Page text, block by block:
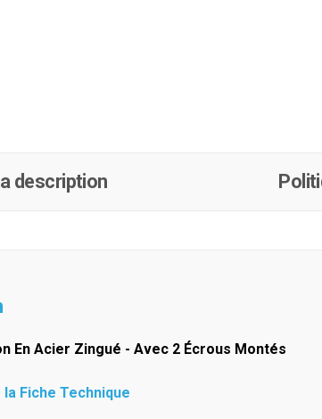
description
En Acier Zingué - Avec 2 Écrous Montés
Fiche Technique